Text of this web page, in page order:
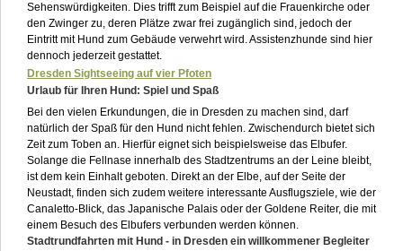
Sehenswürdigkeiten. Dies trifft zum Beispiel auf die Frauenkirche oder
den Zwinger zu, deren Plätze zwar frei zugänglich sind, jedoch der
Eintritt mit Hund zum Gebäude verwehrt wird. Assistenzhunde sind hier
dennoch jederzeit gestattet.
Dresden Sightseeing auf vier Pfoten
Urlaub für Ihren Hund: Spiel und Spaß
Bei den vielen Erkundungen, die in Dresden zu machen sind, darf
natürlich der Spaß für den Hund nicht fehlen. Zwischendurch bietet sich
Zeit zum Toben an. Hierfür eignet sich beispielsweise das Elbufer.
Solange die Fellnase innerhalb des Stadtzentrums an der Leine bleibt,
ist dem kein Einhalt geboten. Direkt an der Elbe, auf der Seite der
Neustadt, finden sich zudem weitere interessante Ausflugsziele, wie der
Canaletto-Blick, das Japanische Palais oder der Goldene Reiter, die mit
einem Besuch des Elbufers verbunden werden können.
Stadtrundfahrten mit Hund - in Dresden ein willkommener Begleiter